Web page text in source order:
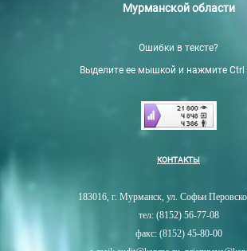
Мурманской области
Ошибки в тексте?
Выделите ее мышкой и нажмите Ctrl
КОНТАКТЫ
183016, г. Мурманск, ул. Софьи
тел: (8152) 56-77-08
факс: (8152) 45-80-00